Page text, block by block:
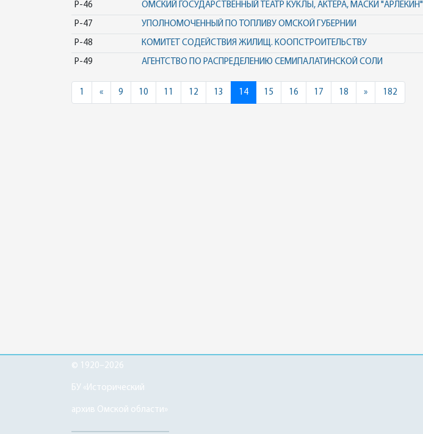
Р-46 ОМСКИЙ ГОСУДАРСТВЕННЫЙ ТЕАТР КУКЛЫ, АКТЕРА, МАСКИ "АРЛЕКИН"
Р-47 УПОЛНОМОЧЕННЫЙ ПО ТОПЛИВУ ОМСКОЙ ГУБЕРНИИ
Р-48 КОМИТЕТ СОДЕЙСТВИЯ ЖИЛИЩ. КООПСТРОИТЕЛЬСТВУ
Р-49 АГЕНТСТВО ПО РАСПРЕДЕЛЕНИЮ СЕМИПАЛАТИНСКОЙ СОЛИ
1 «Previous
9 10 11 12 13 14 15 16 17 18 »Next182
© 1920–2026
БУ «Исторический
архив Омской области»